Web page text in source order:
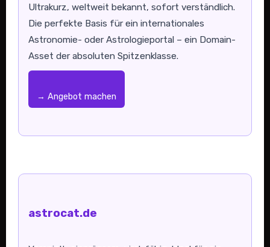
Ultrakurz, weltweit bekannt, sofort verständlich.
Die perfekte Basis für ein internationales
Astronomie- oder Astrologieportal – ein Domain-
Asset der absoluten Spitzenklasse.
→ Angebot machen
astrocat.de